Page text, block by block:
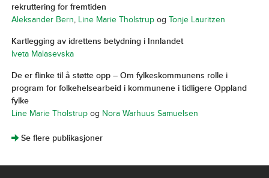
rekruttering for fremtiden
Aleksander Bern, Line Marie Tholstrupog Tonje Lauritzen
Kartlegging av idrettens betydning i Innlandet
Iveta Malasevska
De er flinke til å støtte opp – Om fylkeskommunens rolle i
program for folkehelsearbeid i kommunene i tidligere Oppland
fylke
Line Marie Tholstrupog Nora Warhuus Samuelsen
]Se flere publikasjoner